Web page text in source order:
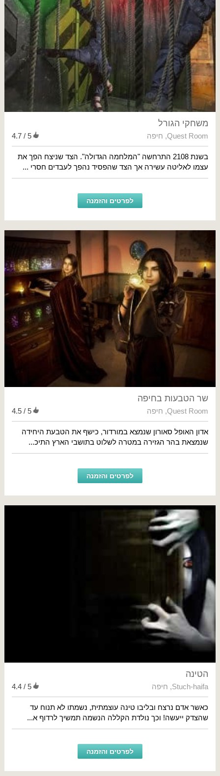
משחקי הגורל
Quest Room
, חיפה 4.7 / 5
בשנת 2108 התרחשה "המלחמה הגדולה". הצד שניצח הפך את
עצמו לאליטה עשירה אך הצד שהפסיד נהפך לעבדים חסרי ...
לפרטים והזמנה
שר הטבעות בחיפה
Quest Room
, חיפה 4.5 / 5
אדון האופל סאורון שנמצא במורדור, כישף את הטבעת היחידה
שנמצאת בהר הגזירה במטרה לשלוט בתושבי הארץ התיכ...
לפרטים והזמנה
הטינה
Stuch-haifa
, חיפה 4.4 / 5
כאשר אדם נרצח ובליבו טינה עוצמתית, נשמתו לא תנוח עד
שהצדק ייעשה! וכך נולדת הקללה הנשמה תמשיך לרדוף א...
לפרטים והזמנה